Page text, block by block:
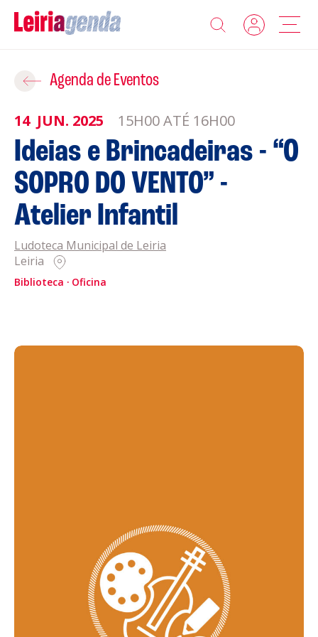
Agenda
Sobre a Leiriagenda
Promotores
Clubes Desportivos
Contactos
Informações
Agenda de Eventos
14 JUN. 2025 15H00 ATÉ 16H00
Ideias e Brincadeiras - “O
SOPRO DO VENTO” -
Atelier Infantil
Ludoteca Municipal de Leiria
Leiria
Biblioteca Oficina
Adicionar ao Roteiro
ROTEIROS EXISTENTES
CRIAR NOVO
Gravar